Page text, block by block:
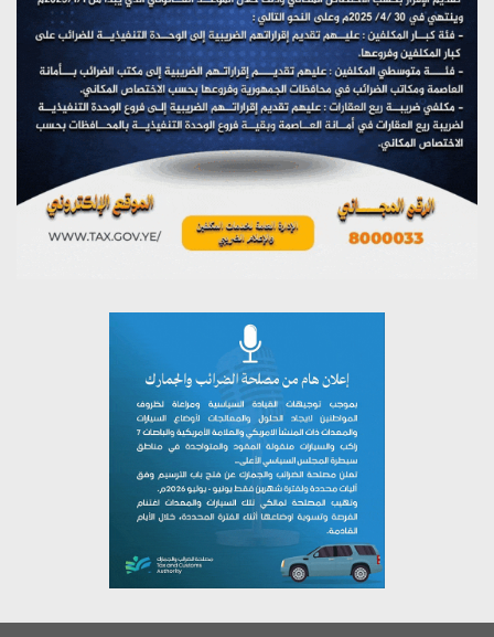
مؤتمر صحفي لمركز عين الإنسانية حول جرائم تحالف العدوان
على اليمن
يوليو 27, 2026
تستمعون لبرنامج (مع السيد القائد)
يوليو 26, 2026